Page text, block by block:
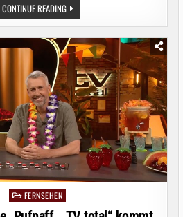
CONTINUE READINGMUSIK
UND
GUTE
LAUNE
BEI
„SOMMER-
SPASS M
IT A
NDY B
ORG“
Posted
in
FERNSEHEN